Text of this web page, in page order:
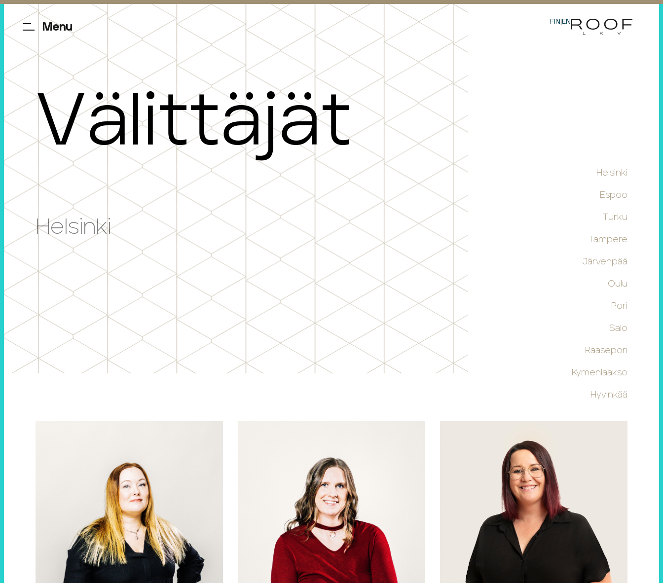
FIN EN
Menu
Välittäjät
Helsinki
Helsinki
Espoo
Turku
Tampere
Järvenpää
Oulu
Pori
Salo
Raasepori
Kymenlaakso
Hyvinkää